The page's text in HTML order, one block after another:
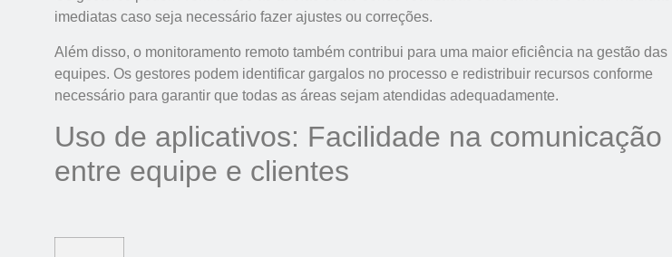
imediatas caso seja necessário fazer ajustes ou correções.
Além disso, o monitoramento remoto também contribui para uma maior eficiência na gestão das
equipes. Os gestores podem identificar gargalos no processo e redistribuir recursos conforme
necessário para garantir que todas as áreas sejam atendidas adequadamente.
Uso de aplicativos: Facilidade na comunicação
entre equipe e clientes